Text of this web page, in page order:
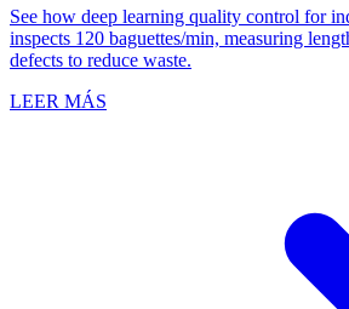
See how deep learning quality control for
inspects 120 baguettes/min, measuring
defects to reduce waste.
LEER MÁS